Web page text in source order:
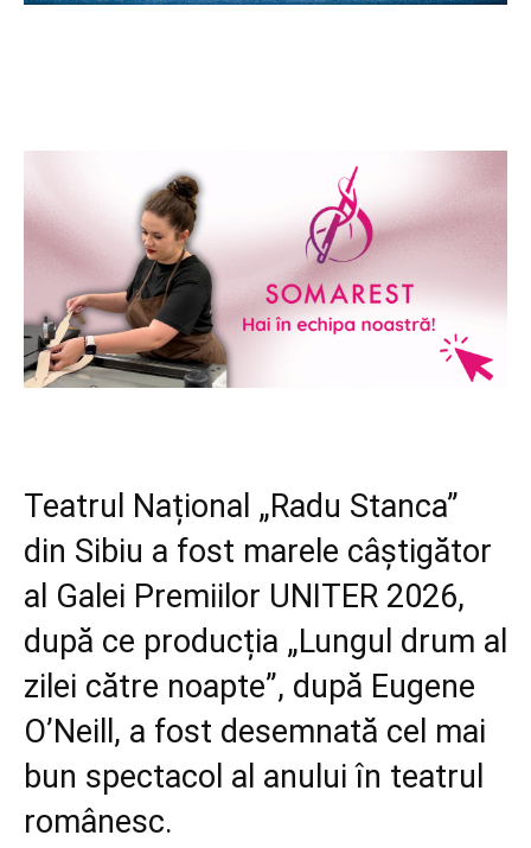
Teatrul Național „Radu Stanca”
din Sibiu a fost marele câștigător
al Galei Premiilor UNITER 2026,
după ce producția „Lungul drum al
zilei către noapte”, după Eugene
O’Neill, a fost desemnată cel mai
bun spectacol al anului în teatrul
românesc.